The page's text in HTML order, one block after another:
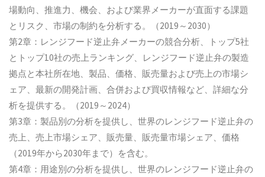
場動向、推進力、機会、および業界メーカーが直面する課題
とリスク、市場の制約を分析する。（2019～2030）
第2章：レンジフード逆止弁メーカーの競合分析、トップ5社
とトップ10社の売上ランキング、レンジフード逆止弁の製造
拠点と本社所在地、製品、価格、販売量および売上の市場シ
ェア、最新の開発計画、合併および買収情報など、詳細な分
析を提供する。（2019～2024）
第3章：製品別の分析を提供し、世界のレンジフード逆止弁の
売上、売上市場シェア、販売量、販売量市場シェア、価格
（2019年から2030年まで）を含む。
第4章：用途別の分析を提供し、世界のレンジフード逆止弁の